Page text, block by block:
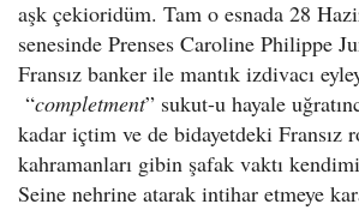
aşk çekioridüm. Tam o esnada 28
senesinde Prenses Caroline Philippe
Fransız banker ile mantık izdivacı
“completment” sukut-u hayale
kadar içtim ve de bidayetdeki Fransız
kahramanları gibin şafak vaktı
Seine nehrine atarak intihar etmeye